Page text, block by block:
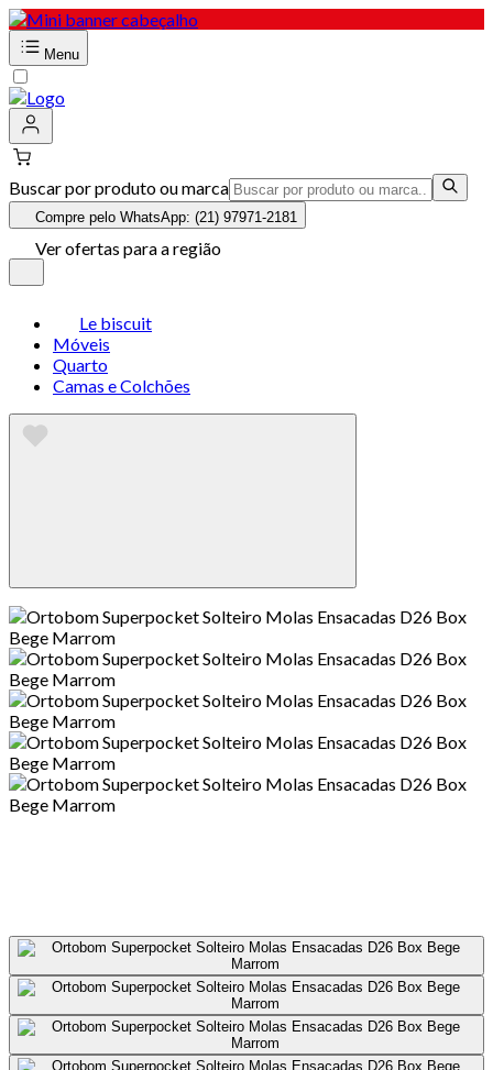
Menu
Buscar por produto ou marca
Compre pelo WhatsApp: (21) 97971-2181
Ver ofertas para a região
Le biscuit
Móveis
Quarto
Camas e Colchões